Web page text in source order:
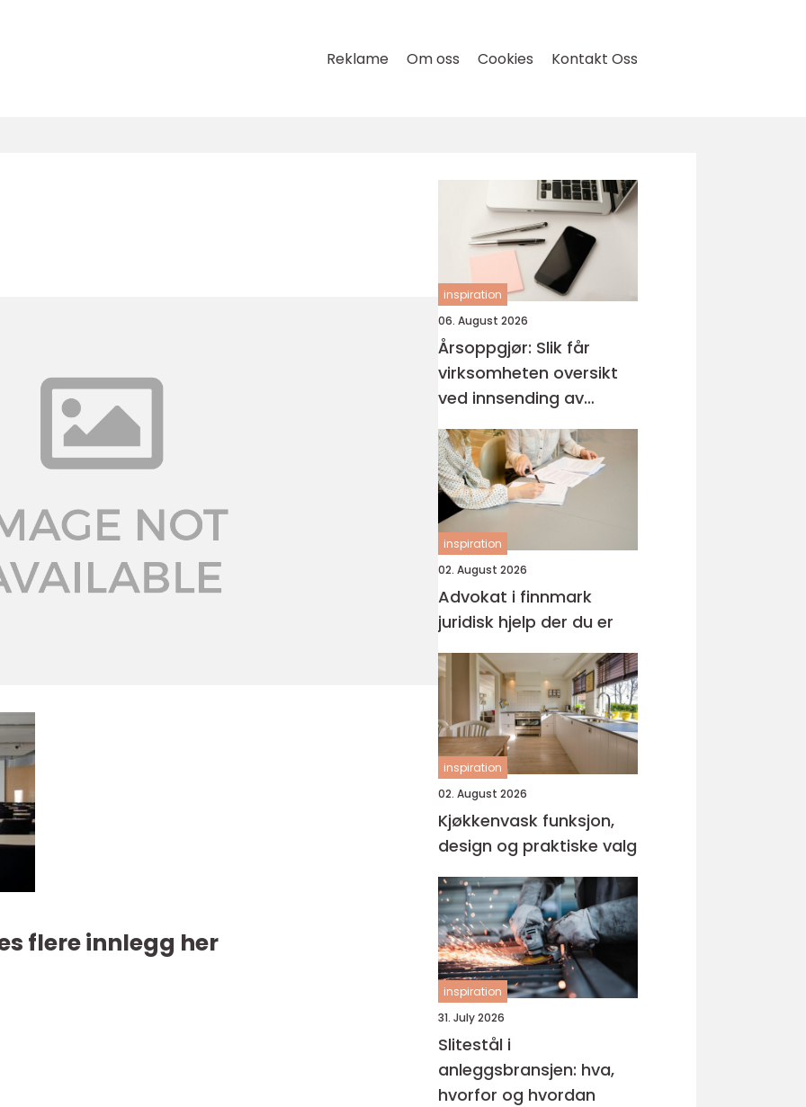
Reklame Om oss Cookies Kontakt Oss
flere innlegg her
inspiration
06. August 2026
Årsoppgjør: Slik får
virksomheten oversikt
ved innsending av
årsregnskap
inspiration
02. August 2026
Advokat i finnmark
juridisk hjelp der du er
inspiration
02. August 2026
Kjøkkenvask funksjon,
design og praktiske valg
inspiration
31. July 2026
Slitestål i
anleggsbransjen: hva,
hvorfor og hvordan